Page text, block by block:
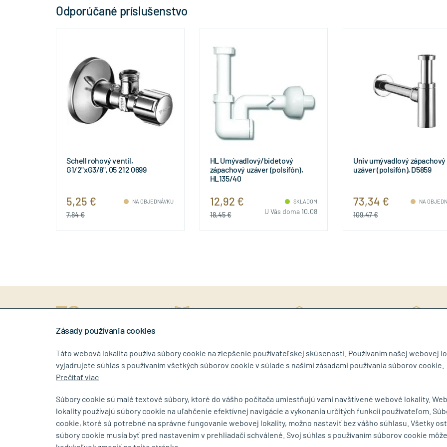
Odporúčané príslušenstvo
Schell rohový ventil,
G1/2"xG3/8", 05 212 0699
5,25 €
7,84 €
NA OBJEDNÁVKU
HL Umývadlový/bidetový
zápachový uzáver (polsifón),
HL135/40
12,92 €
18,45 €
SKLADOM
U Vás doma 10.08
Univ umývadlový zápachový
uzáver (polsifón), D5859
73,34 €
109,47 €
NA
prístup
0917 268 507 info@tinbyt.sk
SHOWROOM
Bajkalská 5/A
Budovateľská 75
MENU
O spoločnosti
Zásady používania cookies
Táto webová lokalita používa súbory cookie na zlepšenie používateľskej skúsenosti. Používaním našej webovej
vyjadrujete súhlas s používaním všetkých súborov cookie v súlade s našimi zásadami používania súborov cookie.
Prečítať viac
Súbory cookie sú malé textové súbory, ktoré do vášho počítača umiestňujú vami navštívené webové lokality.
lokality používajú súbory cookie na uľahčenie efektívnej navigácie a vykonania určitých funkcií používateľom.
cookie, ktoré sú potrebné na správne fungovanie webovej lokality, možno nastaviť bez vášho súhlasu. Všetky
súbory cookie musia byť pred nastavením v prehliadači schválené. Svoj súhlas s používaním súborov cookie